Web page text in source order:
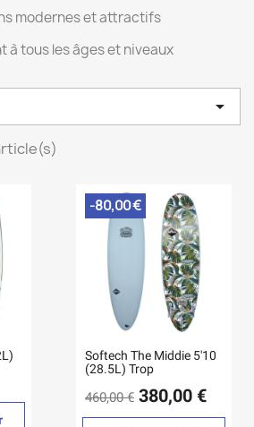
modernes et attractifs
à tous les âges et niveaux

-80,00 €
Softech The Middie 5'10
(28.5L) Trop
460,00 € 380,00 €